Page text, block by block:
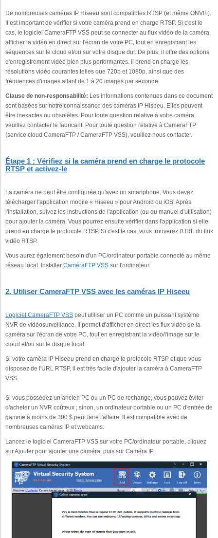
De nombreuses caméras IP Hiseeu sont compatibles RTSP (et même ONVIF).
Il est important de vérifier si votre caméra prend en charge RTSP. Si c'est le
cas, le logiciel CameraFTP VSS peut se connecter au flux vidéo de la caméra,
afficher la vidéo en direct sur l'écran de votre PC, tout en enregistrant les
séquences sur le cloud et/ou sur votre disque dur. De plus, il offre des options
d'enregistrement vidéo bien plus performantes. Il prend en charge les
résolutions vidéo courantes telles que 720p et 1080p, ainsi que des
fréquences d'images allant de 1 à 20 images par seconde.
Clause de non-responsabilité: Les informations contenues dans ce document
sont basées sur notre connaissance des caméras IP Hiseeu. Elles peuvent
être inexactes ou obsolètes. Pour toute question relative à votre caméra,
veuillez contacter le fabricant. Pour toute question relative à CameraFTP
(service cloud CameraFTP / CameraFTP VSS), veuillez nous contacter.
Étape 1 : Vérifiez si la caméra prend en charge le protocole
RTSP et activez-le
La caméra ne peut être configurée qu'avec un smartphone. Vous devez
télécharger l'application mobile « Hiseeu » pour Android ou iOS. Après
l'installation, suivez les instructions de l'application (ou du manuel d'utilisation)
pour ajouter la caméra. Vous pourrez ensuite vérifier dans l'application si elle
prend en charge le protocole RTSP. Si c'est le cas, vous trouverez l'URL du flux
vidéo RTSP.
Vous aurez également besoin d'un PC/ordinateur portable connecté au même
réseau local. Installer CaméraFTP VSS sur l'ordinateur.
2. Utiliser CameraFTP VSS avec les caméras IP Hiseeu
Logiciel CameraFTP VSS peut utiliser un PC comme un puissant système
NVR de vidéosurveillance. Il permet d'afficher en direct les flux vidéo de la
caméra sur l'écran de votre PC, tout en enregistrant la vidéo/l'image sur le
cloud et/ou sur le disque local.
Si votre caméra IP Hiseeu prend en charge le protocole RTSP et que vous
disposez de l'URL RTSP, il est très facile d'ajouter la caméra à CameraFTP
VSS.
Si vous possédez un ancien PC ou un PC de rechange, vous pouvez éviter
d'acheter un NVR coûteux ; sinon, un ordinateur portable ou un PC d'entrée de
gamme à moins de 300 $ peut faire l'affaire. Il est compatible avec de
nombreuses caméras IP et webcams.
Lancez le logiciel CameraFTP VSS sur votre PC/ordinateur portable, cliquez
sur Ajouter pour ajouter une caméra, puis sur Caméra IP.